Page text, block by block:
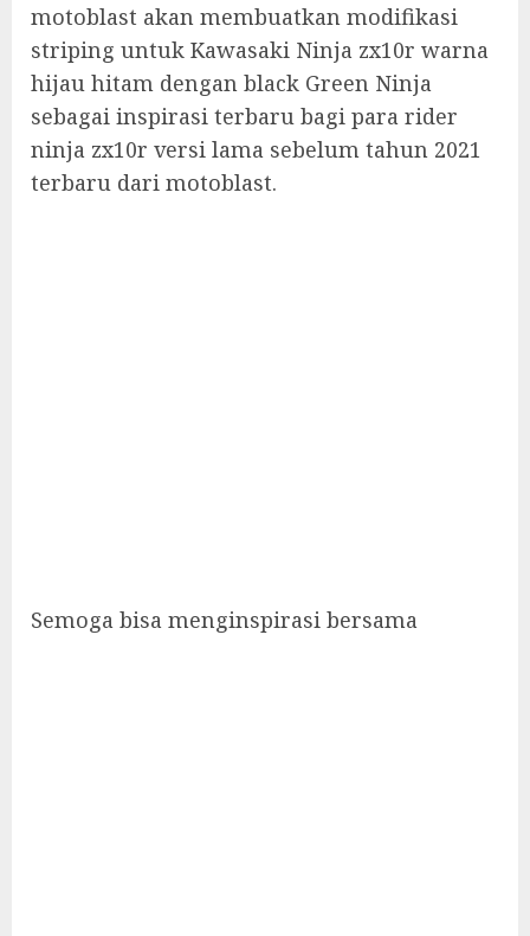
motoblast akan membuatkan modifikasi
striping untuk Kawasaki Ninja zx10r warna
hijau hitam dengan black Green Ninja
sebagai inspirasi terbaru bagi para rider
ninja zx10r versi lama sebelum tahun 2021
terbaru dari motoblast.
Semoga bisa menginspirasi bersama